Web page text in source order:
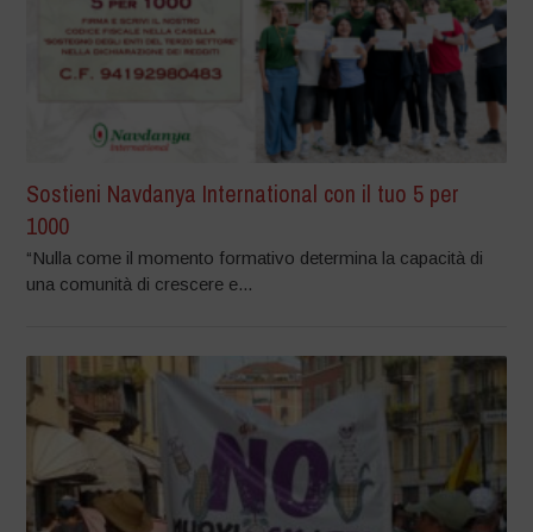
Sostieni Navdanya International con il tuo 5 per
1000
“Nulla come il momento formativo determina la capacità di
una comunità di crescere e...